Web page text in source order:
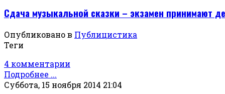
Сдача музыкальной сказки – экзамен принимают
Опубликовано в Публицистика
Теги
4 комментарии
Подробнее ...
Суббота, 15 ноября 2014 21:04